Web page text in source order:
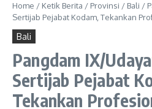
Home / Ketik Berita / Provinsi / Bali /
Sertijab Pejabat Kodam, Tekankan
Bali
Pangdam IX/
Sertijab Pejabat
Tekankan